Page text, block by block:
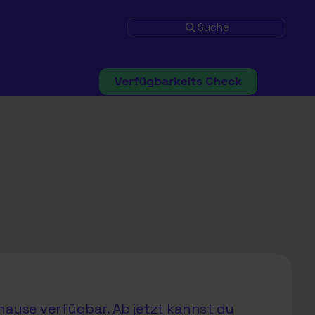
Suche
verfügbar. Ab jetzt kannst du